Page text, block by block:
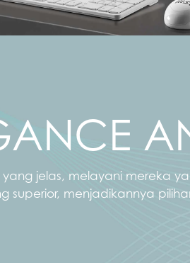
jelas, melayani mereka
menjadikannya